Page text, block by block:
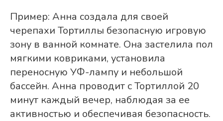
Пример: Анна создала для своей
черепахи Тортиллы безопасную игровую
зону в ванной комнате. Она застелила пол
мягкими ковриками, установила
переносную УФ-лампу и небольшой
бассейн. Анна проводит с Тортиллой 20
минут каждый вечер, наблюдая за ее
активностью и обеспечивая безопасность.